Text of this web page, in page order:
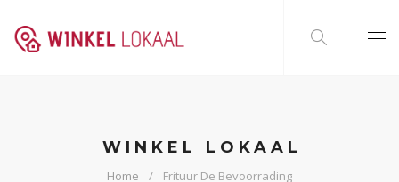
WINKEL LOKAAL
Home Frituur De Bevoorrading